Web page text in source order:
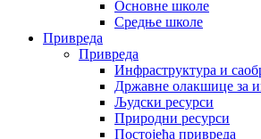
Основне школе
Средње школе
Привреда
Привреда
Инфраструктура и
Државне олакшице за
Људски ресурси
Природни ресурси
Постојећа привреда